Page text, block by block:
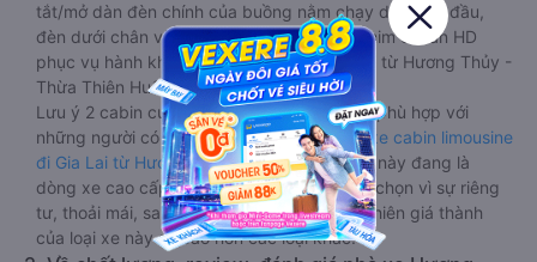
tắt/mở dàn đèn chính của buồng nằm chạy dọc trên đầu,
đèn dưới chân và màn hình tv có đầy đủ phim chuẩn HD
phục vụ hành khách giải trí trong chuyến đi từ Hương Thủy -
Thừa Thiên Huế đến Gia Lai.
Lưu ý 2 cabin cuối thường thiết kế nhỏ hơn phù hợp với
những người có thân hình nhỏ nhắn. Dòngxe cabin limousine
đi Gia Lai từ Hương Thủy - Thừa Thiên Huếnày đang là
dòng xe cao cấp nhất, hành khách thường chọn vì sự riêng
tư, thoải mái, sang trọng và tiện nghi. Tất nhiên giá thành
của loại xe này sẽ cao hơn các loại khác.